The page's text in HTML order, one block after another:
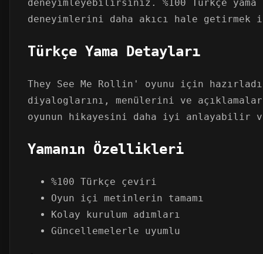
deneyimleyebilirsiniz. %100 Türkçe
deneyimlerini daha akıcı hale getirmek
Türkçe Yama Detayları
They See Me Rollin' oyunu için
diyaloglarını, menülerini ve
oyunun hikayesini daha iyi
Yamanın Özellikleri
%100 Türkçe çeviri
Oyun içi metinlerin tamamı
Kolay kurulum adımları
Güncellemelerle uyumlu